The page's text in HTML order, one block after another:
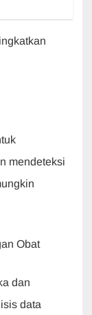
mendeteksi
Obat
dan
data